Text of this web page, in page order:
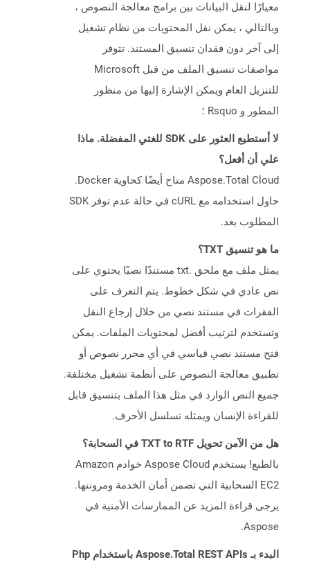
معيارًا لنقل البيانات بين برامج معالجة النصوص ،
وبالتالي ، يمكن نقل المحتويات من نظام تشغيل
إلى آخر دون فقدان تنسيق المستند. تتوفر
مواصفات تنسيق الملف من قبل Microsoft
للتنزيل العام ويمكن الإشارة إليها من منظور
المطور و Rsquo ؛
لا أستطيع العثور على SDK للغتي المفضلة. ماذا
علي أن أفعل؟
Aspose.Total Cloud متاح أيضًا كحاوية Docker.
حاول استخدامه مع cURL في حالة عدم توفر SDK
المطلوب بعد.
ما هو تنسيق TXT؟
يمثل ملف مع ملحق .txt مستندًا نصيًا يحتوي على
نص عادي في شكل خطوط. يتم التعرف على
الفقرات في مستند نصي من خلال إرجاع النقل
وتستخدم لترتيب أفضل لمحتويات الملفات. يمكن
فتح مستند نصي قياسي في أي محرر نصوص أو
تطبيق معالجة النصوص على أنظمة تشغيل مختلفة.
جميع النص الوارد في مثل هذا الملف بتنسيق قابل
للقراءة الإنسان ويمثله تسلسل الأحرف.
هل من الآمن تحويل TXT to RTF في السحابة؟
بالطبع! يستخدم Aspose Cloud خوادم Amazon
EC2 السحابية التي تضمن أمان الخدمة ومرونتها.
يرجى قراءة المزيد عن الممارسات الأمنية في
Aspose.
البدء بـ Aspose.Total REST APIs باستخدام Php